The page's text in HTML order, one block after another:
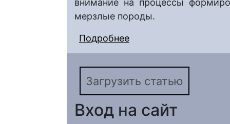
внимание на процессы
мерзлые породы.
Подробнее
возможность их
Загрузить статью
Вход на сайт